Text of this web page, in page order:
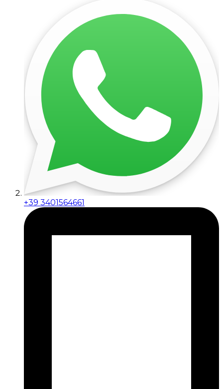
+39 3401564661